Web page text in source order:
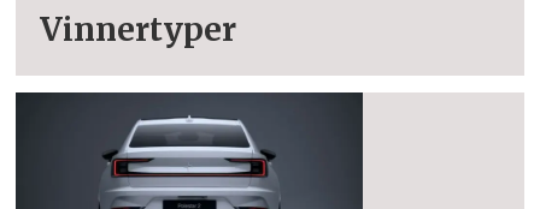
Vinnertyper